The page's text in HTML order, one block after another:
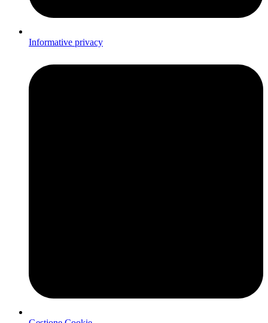
Informative privacy